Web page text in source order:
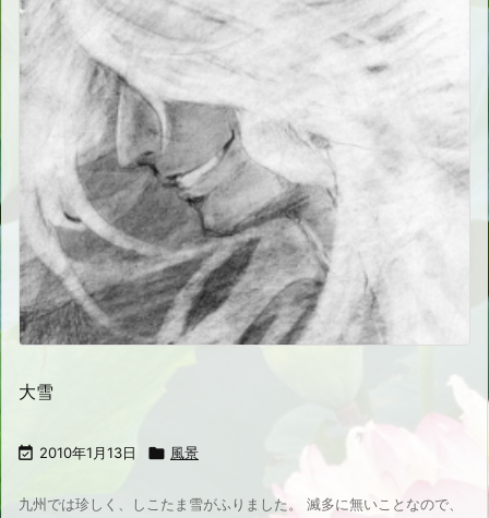
大雪
 2010年1月13日  風景
九州では珍しく、しこたま雪がふりました。 滅多に無いことなので、